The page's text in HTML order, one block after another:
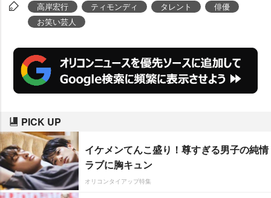
高岸宏行 ティモンディ タレント
俳優
お笑い芸人
PICK UP
イケメンてんこ盛り！尊すぎる男子の純情
ラブに胸キュン
オリコンタイアップ特集